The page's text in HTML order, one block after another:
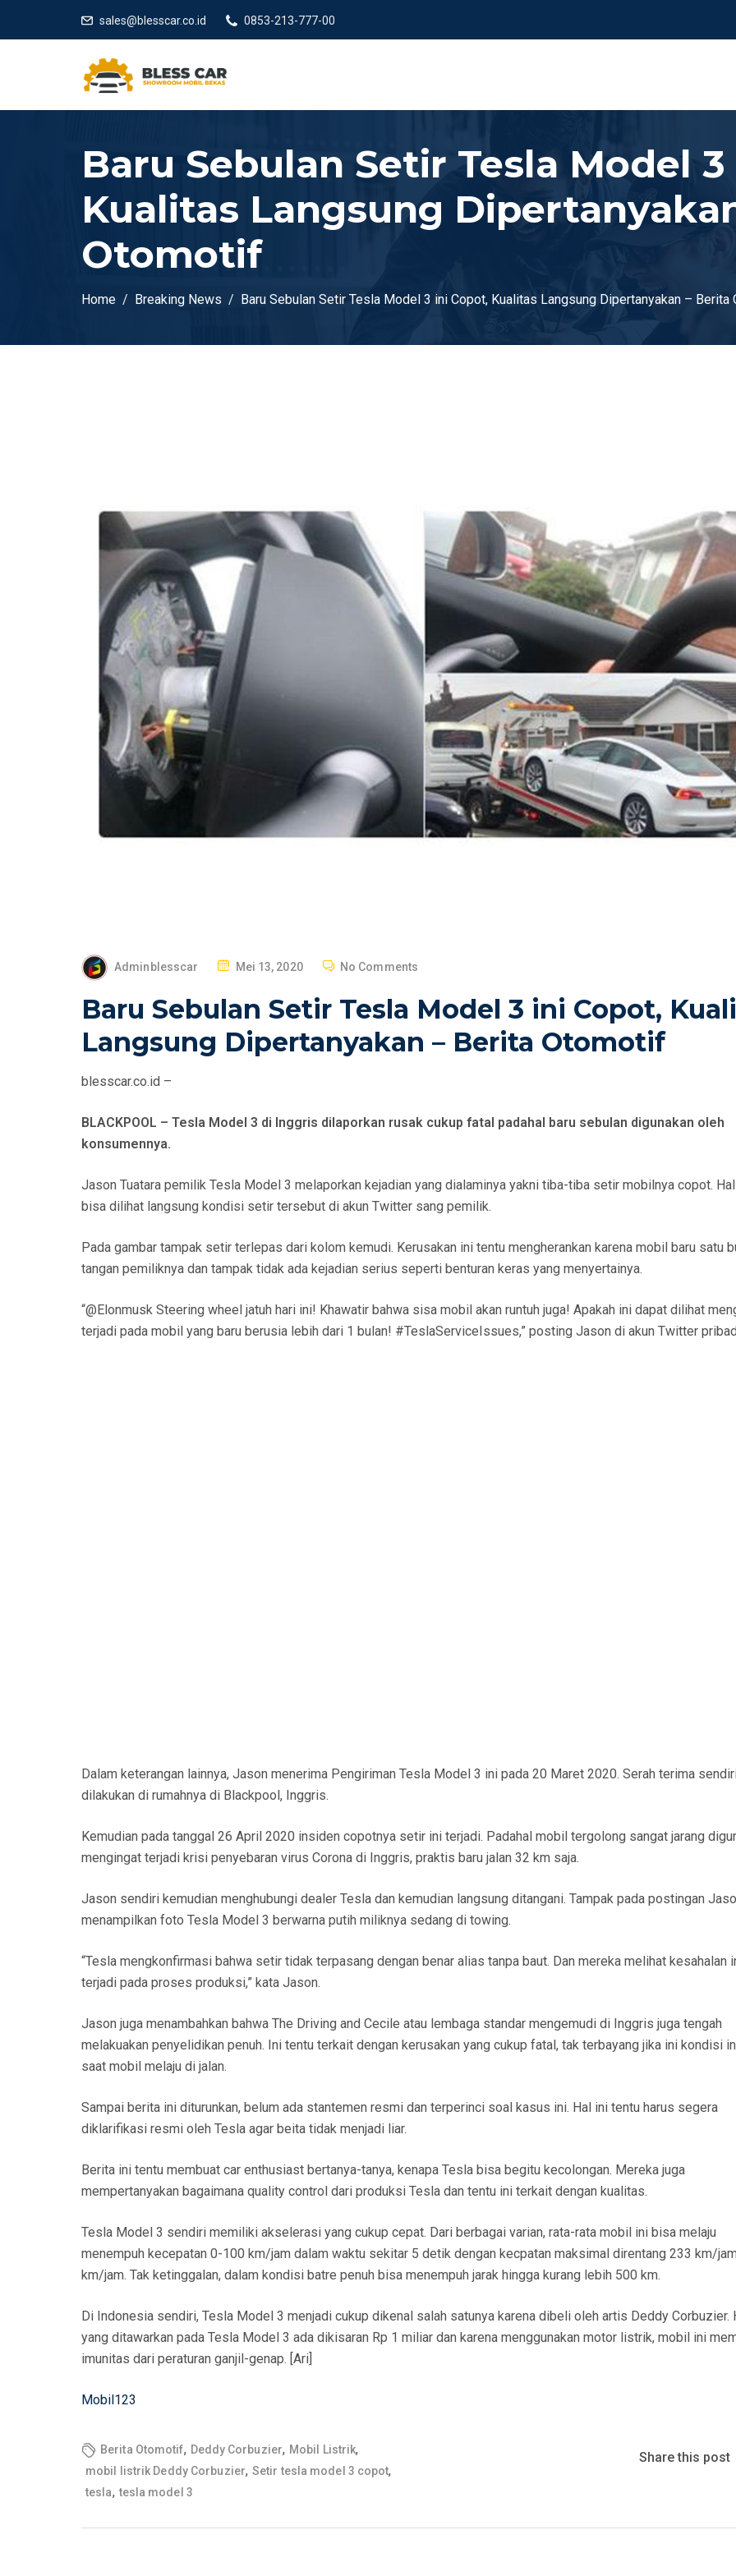
sales@blesscar.co.id 0853-213-777-00
Baru Sebulan Setir Tesla Model
Kualitas Langsung
Otomotif
Home Breaking News Baru Sebulan Setir Tesla Model 3 ini Copot, Kualitas Langsung Dipertanyakan – Berita
Adminblesscar
P
S
E
Mei 13, 2020 No Comments
Baru Sebulan Setir Tesla Model 3 ini Copot,
Langsung Dipertanyakan – Berita Otomotif
blesscar.co.id –
BLACKPOOL – Tesla Model 3 di Inggris dilaporkan rusak cukup fatal padahal baru sebulan digunakan oleh
konsumennya.
Jason Tuatara pemilik Tesla Model 3 melaporkan kejadian yang dialaminya yakni tiba-tiba setir mobilnya copot.
bisa dilihat langsung kondisi setir tersebut di akun Twitter sang pemilik.
Pada gambar tampak setir terlepas dari kolom kemudi. Kerusakan ini tentu mengherankan karena mobil baru satu
tangan pemiliknya dan tampak tidak ada kejadian serius seperti benturan keras yang menyertainya.
“@Elonmusk Steering wheel jatuh hari ini! Khawatir bahwa sisa mobil akan runtuh juga! Apakah ini dapat dilihat
terjadi pada mobil yang baru berusia lebih dari 1 bulan! #TeslaServiceIssues,” posting Jason di akun Twitter
Dalam keterangan lainnya, Jason menerima Pengiriman Tesla Model 3 ini pada 20 Maret 2020. Serah terima
dilakukan di rumahnya di Blackpool, Inggris.
Kemudian pada tanggal 26 April 2020 insiden copotnya setir ini terjadi. Padahal mobil tergolong sangat jarang
mengingat terjadi krisi penyebaran virus Corona di Inggris, praktis baru jalan 32 km saja.
Jason sendiri kemudian menghubungi dealer Tesla dan kemudian langsung ditangani. Tampak pada postingan
menampilkan foto Tesla Model 3 berwarna putih miliknya sedang di towing.
“Tesla mengkonfirmasi bahwa setir tidak terpasang dengan benar alias tanpa baut. Dan mereka melihat kesahalan
terjadi pada proses produksi,” kata Jason.
Jason juga menambahkan bahwa The Driving and Cecile atau lembaga standar mengemudi di Inggris juga tengah
melakuakan penyelidikan penuh. Ini tentu terkait dengan kerusakan yang cukup fatal, tak terbayang jika ini kondisi
saat mobil melaju di jalan.
Sampai berita ini diturunkan, belum ada stantemen resmi dan terperinci soal kasus ini. Hal ini tentu harus segera
diklarifikasi resmi oleh Tesla agar beita tidak menjadi liar.
Berita ini tentu membuat car enthusiast bertanya-tanya, kenapa Tesla bisa begitu kecolongan. Mereka juga
mempertanyakan bagaimana quality control dari produksi Tesla dan tentu ini terkait dengan kualitas.
Tesla Model 3 sendiri memiliki akselerasi yang cukup cepat. Dari berbagai varian, rata-rata mobil ini bisa melaju
menempuh kecepatan 0-100 km/jam dalam waktu sekitar 5 detik dengan kecpatan maksimal direntang 233 km/
km/jam. Tak ketinggalan, dalam kondisi batre penuh bisa menempuh jarak hingga kurang lebih 500 km.
Di Indonesia sendiri, Tesla Model 3 menjadi cukup dikenal salah satunya karena dibeli oleh artis Deddy Corbuzier.
yang ditawarkan pada Tesla Model 3 ada dikisaran Rp 1 miliar dan karena menggunakan motor listrik, mobil ini
imunitas dari peraturan ganjil-genap. [Ari]
Mobil123
Berita Otomotif, Deddy Corbuzier, Mobil Listrik,
mobil listrik Deddy Corbuzier, Setir tesla model 3 copot,
tesla, tesla model 3
Share this post